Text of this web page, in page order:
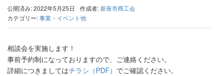
公開済み: 2022年5月25日 作成者:新座市商工会
カテゴリー:事業・イベント他
相談会を実施します！
事前予約制になっておりますので、ご連絡ください。
詳細につきましてはチラシ（PDF） でご確認ください。